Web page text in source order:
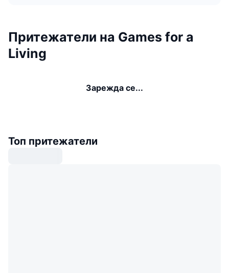
Притежатели на Games for a
Living
Зарежда се...
Топ притежатели